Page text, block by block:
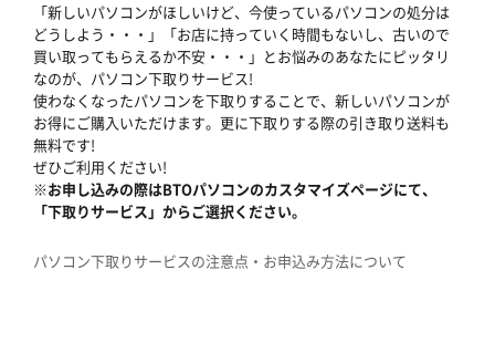
「新しいパソコンがほしいけど、今使っているパソコンの処分は
どうしよう・・・」「お店に持っていく時間もないし、古いので
買い取ってもらえるか不安・・・」とお悩みのあなたにピッタリ
なのが、パソコン下取りサービス!
使わなくなったパソコンを下取りすることで、新しいパソコンが
お得にご購入いただけます。更に下取りする際の引き取り送料も
無料です!
ぜひご利用ください!
※お申し込みの際はBTOパソコンのカスタマイズページにて、
「下取りサービス」からご選択ください。
パソコン下取りサービスの注意点・お申込み方法について